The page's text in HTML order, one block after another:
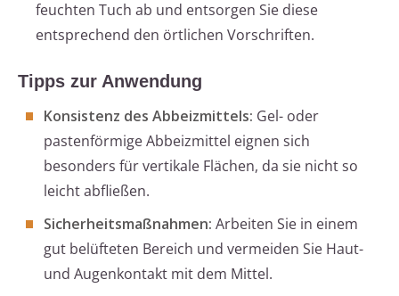
feuchten Tuch ab und entsorgen Sie diese
entsprechend den örtlichen Vorschriften.
Tipps zur Anwendung
Konsistenz des Abbeizmittels: Gel- oder
pastenförmige Abbeizmittel eignen sich
besonders für vertikale Flächen, da sie nicht so
leicht abfließen.
Sicherheitsmaßnahmen: Arbeiten Sie in einem
gut belüfteten Bereich und vermeiden Sie Haut-
und Augenkontakt mit dem Mittel.